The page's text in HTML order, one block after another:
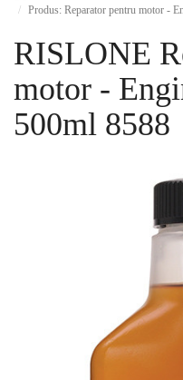
Produs: Reparator pentru motor -
RISLONE
motor -
500ml 8588